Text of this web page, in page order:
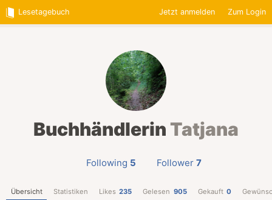
Lesetagebuch Jetzt anmelden Zum Login
Buchhändlerin Tatjana
Following 5 Follower 7
Übersicht Statistiken Likes 235 Gelesen 905 Gekauft 0